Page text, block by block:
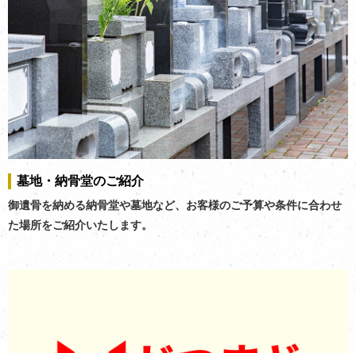
墓地・納骨堂のご紹介
御遺骨を納める納骨堂や墓地など、お客様のご予算や条件に合わせ
た場所をご紹介いたします。